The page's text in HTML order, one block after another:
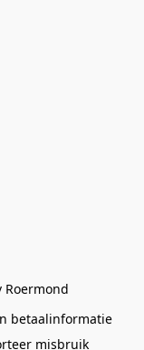
betaalinformatie
misbruik